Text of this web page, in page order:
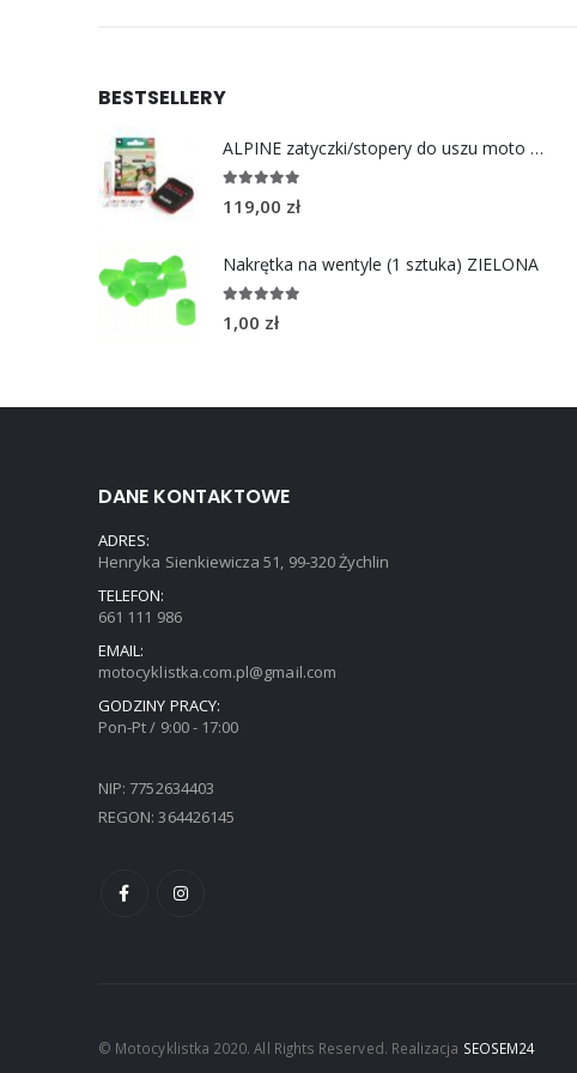
BESTSELLERY
ALPINE zatyczki/stopery do uszu moto MotoSafe Pro
out of 5
119,00 zł
Nakrętka na wentyle (1 sztuka) ZIELONA
out of 5
1,00 zł
DANE KONTAKTOWE
ADRES:
Henryka Sienkiewicza 51, 99-320 Żychlin
TELEFON:
661 111 986
EMAIL:
motocyklistka.com.pl@gmail.com
GODZINY PRACY:
Pon-Pt / 9:00 - 17:00
NIP: 7752634403
REGON: 364426145
© Motocyklistka 2020. All Rights Reserved. Realizacja SEOSEM24